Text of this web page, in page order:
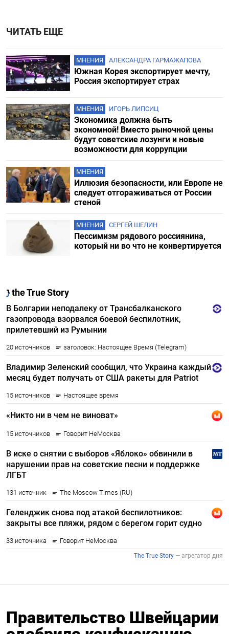
ЧИТАТЬ ЕЩЕ
МНЕНИЯ АЛЕКСАНДРА ГАРМАЖАПОВА
Южная Корея экспортирует мечту,
Россия экспортирует страх
МНЕНИЯ ИГОРЬ ЛИПСИЦ
Экономика должна быть
экономной! Вместо рыночной цены
будут советские лозунги и новые
возможности для коррупции
МНЕНИЯ
Иллюзия безопасности, или Европе не
следует отгораживаться от России
стеной
МНЕНИЯ СЕРГЕЙ ШЕЛИН
Пессимизм рядового россиянина,
который ни во что не конвертируется
Правительство Швейцарии